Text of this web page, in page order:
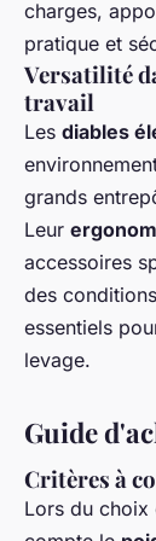
charges,
pratique et
Versatilité
travail
Les diables
grands
Leur
accessoires
des
essentiels
levage.
Guide
Critères à
Lors du choix